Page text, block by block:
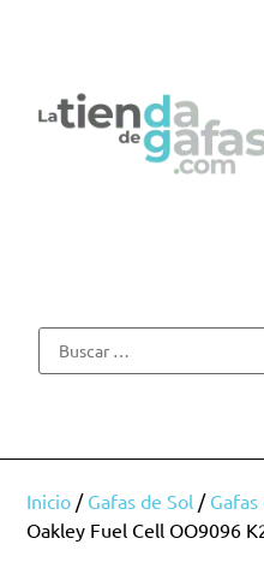
Inicio / Gafas de Sol /
Oakley Fuel Cell OO9096